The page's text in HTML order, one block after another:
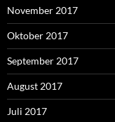
November 2017
Oktober 2017
September 2017
August 2017
Juli 2017